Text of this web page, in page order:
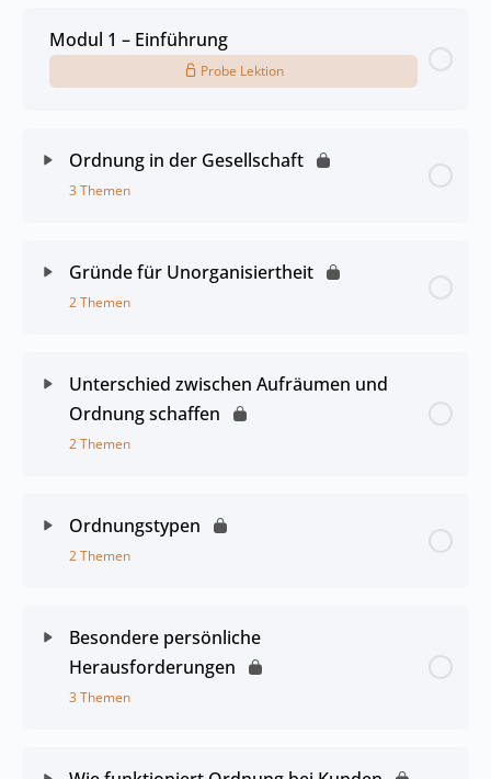
Modul 1 – Einführung
Probe Lektion
Ordnung in der Gesellschaft
3 Themen
Gründe für Unorganisiertheit
2 Themen
Unterschied zwischen Aufräumen und
Ordnung schaffen
2 Themen
Ordnungstypen
2 Themen
Besondere persönliche
Herausforderungen
3 Themen